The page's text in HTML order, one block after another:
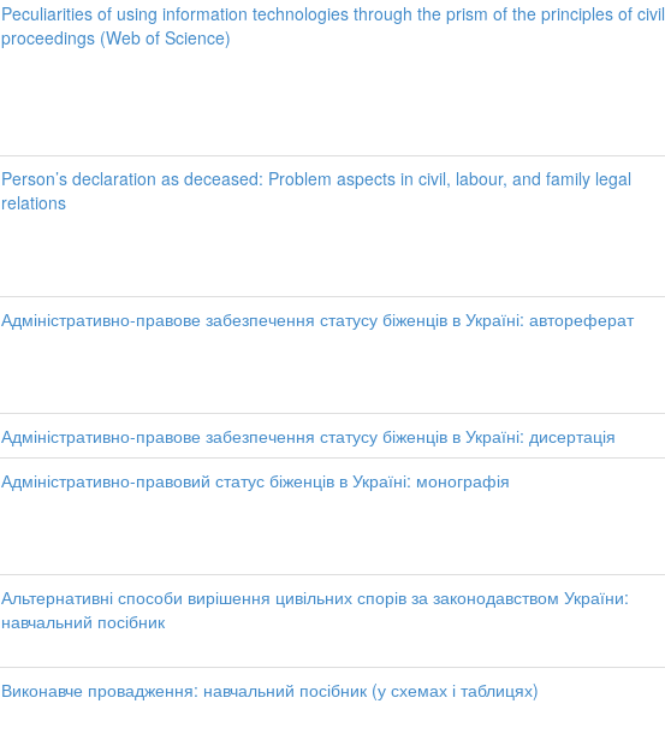
Peculiarities of using information technologies through the prism of the principles of civil
proceedings (Web of Science)
Person’s declaration as deceased: Problem aspects in civil, labour, and family legal
relations
Адміністративно-правове забезпечення статусу біженців в Україні: автореферат
Адміністративно-правове забезпечення статусу біженців в Україні: дисертація
Адміністративно-правовий статус біженців в Україні: монографія
Альтернативні способи вирішення цивільних спорів за законодавством України:
навчальний посібник
Виконавче провадження: навчальний посібник (у схемах і таблицях)